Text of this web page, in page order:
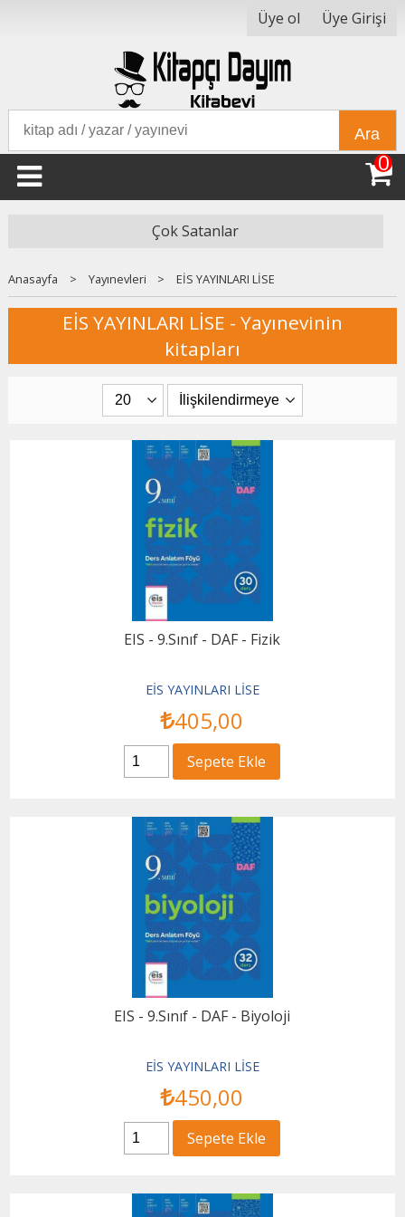
Üye ol Üye Girişi
Ara
0
Çok Satanlar
Anasayfa > Yayınevleri > EİS YAYINLARI LİSE
EİS YAYINLARI LİSE - Yayınevinin
kitapları
EIS - 9.Sınıf - DAF - Fizik
EİS YAYINLARI LİSE
405,00
Sepete Ekle
EIS - 9.Sınıf - DAF - Biyoloji
EİS YAYINLARI LİSE
450,00
Sepete Ekle